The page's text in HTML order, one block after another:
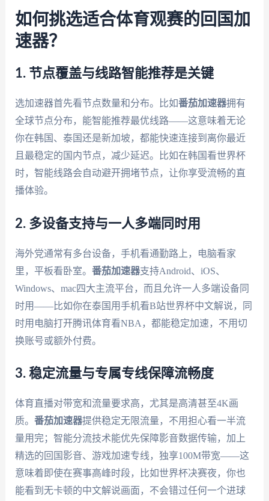
如何挑选适合体育观赛的回国加
速器？
1. 节点覆盖与线路智能推荐是关键
选加速器首先看节点数量和分布。比如番茄加速器拥有
全球节点分布，能智能推荐最优线路——这意味着无论
你在韩国、泰国还是新加坡，都能快速连接到离你最近
且最稳定的国内节点，减少延迟。比如在韩国看世界杯
时，智能线路会自动避开拥堵节点，让你享受流畅的直
播体验。
2. 多设备支持与一人多端同时用
海外党通常有多台设备，手机看通勤路上，电脑看家
里，平板看卧室。 番茄加速器支持Android、iOS、
Windows、mac四大主流平台，而且允许一人多端设备同
时用——比如你在泰国用手机看B站世界杯中文解说，同
时用电脑打开腾讯体育看NBA，都能稳定加速，不用切
换账号或额外付费。
3. 稳定流量与专属专线保障流畅度
体育直播对带宽和流量要求高，尤其是高清甚至4K画
质。 番茄加速器提供稳定无限流量，不用担心看一半流
量用完；智能分流技术能优先保障影音数据传输，加上
精选的回国影音、游戏加速专线，独享100M带宽——这
意味着即使在赛事高峰时段，比如世界杯决赛夜，你也
能看到无卡顿的中文解说画面，不会错过任何一个进球